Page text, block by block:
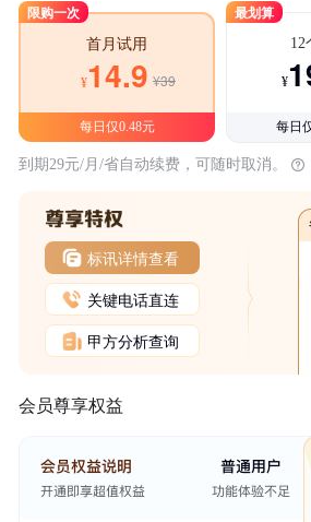
限购一次
首月试用
¥14.9 ¥39
每日仅0.48元
最划算
12
¥
每日
到期29元/月/省自动续费，可随时取消。
标讯详情查看
关键电话直连
甲方分析查询
会员尊享权益